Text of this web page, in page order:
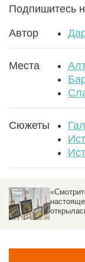
Подпишитесь
Автор
Места
Сюжеты